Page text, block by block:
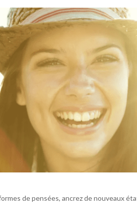
de pensées, ancrez de nouveaux